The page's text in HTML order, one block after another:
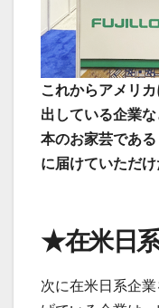
これからアメリ
出している企業
本のお家芸であ
に届けていただ
★在米日
次に在米日系企